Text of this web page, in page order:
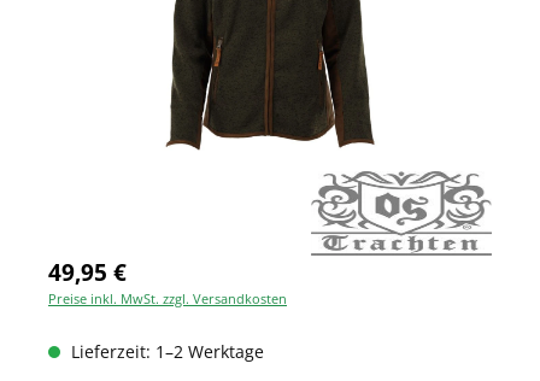
49,95 €
Preise inkl. MwSt. zzgl. Versandkosten
Lieferzeit: 1–2 Werktage